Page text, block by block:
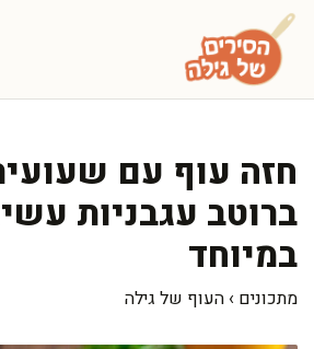
לדלג
לתוכן
חזה עוף עם
ברוטב עגבניות
במיוחד
מתכונים › העוף של גילה